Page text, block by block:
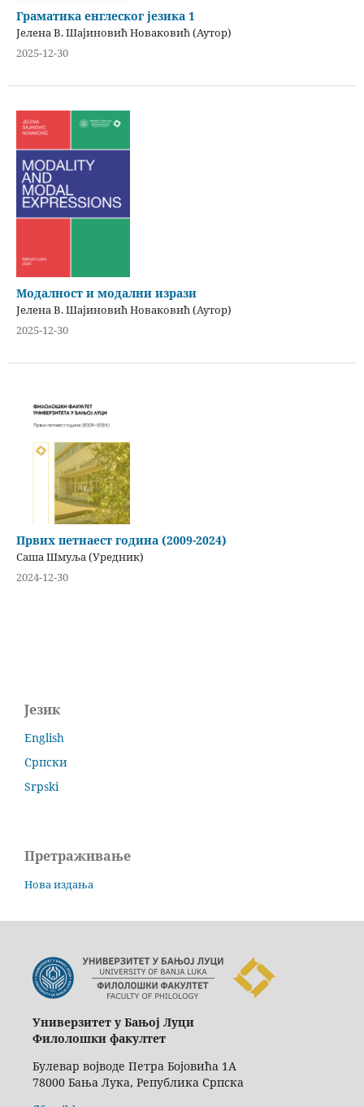
Граматика енглеског језика 1
Јелена В. Шајиновић Новаковић (Аутор)
2025-12-30
Модалност и модални изрази
Јелена В. Шајиновић Новаковић (Аутор)
2025-12-30
Првих петнаест година (2009-2024)
Саша Шмуља (Уредник)
2024-12-30
Језик
English
Српски
Srpski
Претраживање
Нова издања
Универзитет у Бањој Луци
Филолошки факултет
Булевар војводе Петра Бојовића 1А
78000 Бања Лука, Република Српска